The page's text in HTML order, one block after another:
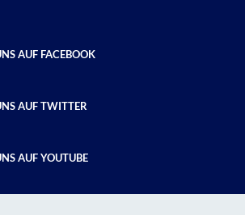
AUF FACEBOOK
AUF TWITTER
AUF YOUTUBE